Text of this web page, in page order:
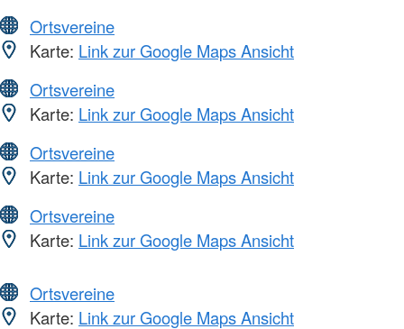
Ortsvereine
Karte: Link zur Google Maps Ansicht
Ortsvereine
Karte: Link zur Google Maps Ansicht
Ortsvereine
Karte: Link zur Google Maps Ansicht
Ortsvereine
Karte: Link zur Google Maps Ansicht
Ortsvereine
Karte: Link zur Google Maps Ansicht